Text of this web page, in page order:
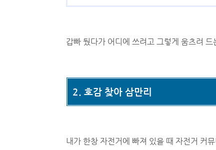
갑빠 뒀다가 어디에 쓰려고 그렇게 움츠려 드
2. 호감 찾아 삼만리
내가 한창 자전거에 빠져 있을 때 자전거 커